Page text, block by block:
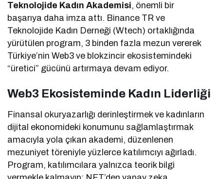
Teknolojide Kadın Akademisi, önemli bir
başarıya daha imza attı. Binance TR ve
Teknolojide Kadın Derneği (Wtech) ortaklığında
yürütülen program, 3 binden fazla mezun vererek
Türkiye’nin Web3 ve blokzincir ekosistemindeki
“üretici” gücünü artırmaya devam ediyor.
Web3 Ekosisteminde Kadın Liderliği
Finansal okuryazarlığı derinleştirmek ve kadınların
dijital ekonomideki konumunu sağlamlaştırmak
amacıyla yola çıkan akademi, düzenlenen
mezuniyet töreniyle yüzlerce katılımcıyı ağırladı.
Program, katılımcılara yalnızca teorik bilgi